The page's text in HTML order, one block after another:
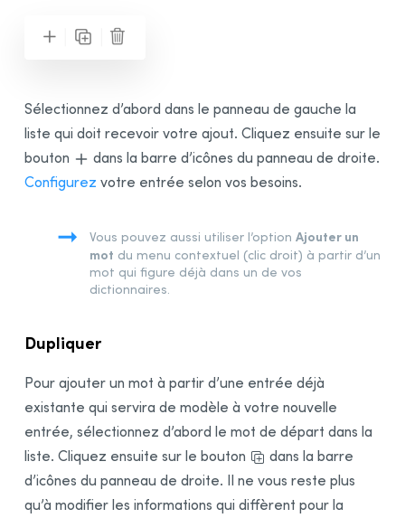
Sélectionnez d’abord dans le panneau de gauche la
liste qui doit recevoir votre ajout. Cliquez ensuite sur le
bouton
dans la barre d’icônes du panneau de droite.
Configurez votre entrée selon vos besoins.
Vous pouvez aussi utiliser l’option Ajouter un
mot du menu contextuel (clic droit) à partir d’un
mot qui figure déjà dans un de vos
dictionnaires.
Dupliquer
Pour ajouter un mot à partir d’une entrée déjà
existante qui servira de modèle à votre nouvelle
entrée, sélectionnez d’abord le mot de départ dans la
liste. Cliquez ensuite sur le bouton
dans la barre
d’icônes du panneau de droite. Il ne vous reste plus
qu’à modifier les informations qui diffèrent pour la